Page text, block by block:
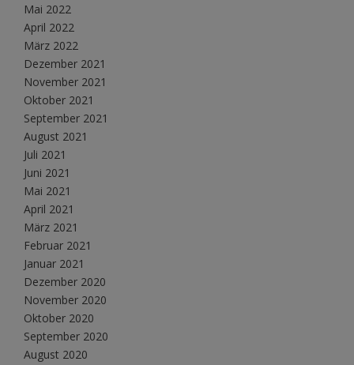
Mai 2022
April 2022
März 2022
Dezember 2021
November 2021
Oktober 2021
September 2021
August 2021
Juli 2021
Juni 2021
Mai 2021
April 2021
März 2021
Februar 2021
Januar 2021
Dezember 2020
November 2020
Oktober 2020
September 2020
August 2020